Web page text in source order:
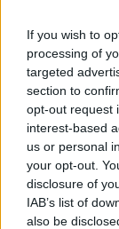
If you wish to
processing of
targeted
section to
opt-out request
interest-based
us or personal
your opt-out.
disclosure of
IAB’s list of
also be
MONTALE —Un
convoglio
Sul posto le forze
quello che
incidente, con
è accorto
momento in